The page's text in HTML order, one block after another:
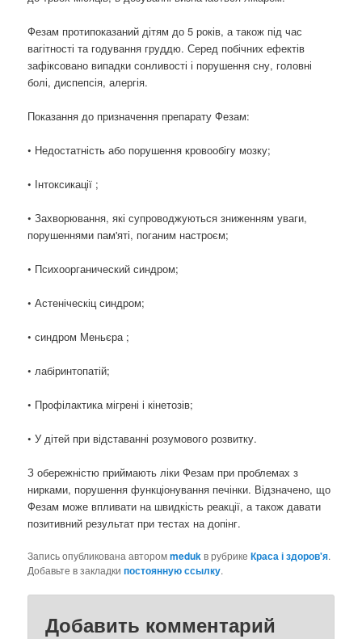
Фезам протипоказаний дітям до 5 років, а також під час
вагітності та годування груддю. Серед побічних ефектів
зафіксовано випадки сонливості і порушення сну, головні
болі, диспепсія, алергія.
Показання до призначення препарату Фезам:
• Недостатність або порушення кровообігу мозку;
• Інтоксикації ;
• Захворювання, які супроводжуються зниженням уваги,
порушеннями пам'яті, поганим настроєм;
• Психоорганический синдром;
• Астеніческіц синдром;
• синдром Меньєра ;
• лабіринтопатій;
• Профілактика мігрені і кінетозів;
• У дітей при відставанні розумового розвитку.
З обережністю приймають ліки Фезам при проблемах з
нирками, порушення функціонування печінки. Відзначено, що
Фезам може впливати на швидкість реакції, а також давати
позитивний результат при тестах на допінг.
Запись опубликована авторомmedukв рубрикеКраса і здоров'я.
Добавьте в закладкипостоянную ссылку.
Добавить комментарий